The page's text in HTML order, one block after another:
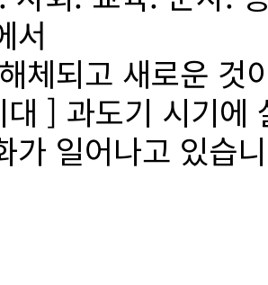
서
체되고 새로운 것
] 과도기 시기에
가 일어나고 있습